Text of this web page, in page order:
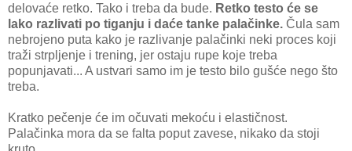
delovaće retko. Tako i treba da bude. Retko testo će se
lako razlivati po tiganju i daće tanke palačinke. Čula sam
nebrojeno puta kako je razlivanje palačinki neki proces koji
traži strpljenje i trening, jer ostaju rupe koje treba
popunjavati... A ustvari samo im je testo bilo gušće nego što
treba.
Kratko pečenje će im očuvati mekoću i elastičnost.
Palačinka mora da se falta poput zavese, nikako da stoji